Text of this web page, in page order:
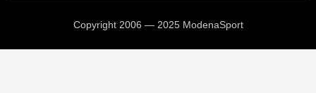
Copyright 2006 — 2025 ModenaSport